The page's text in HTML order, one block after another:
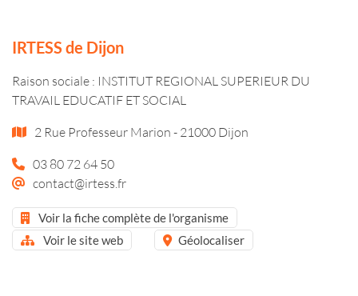
IRTESS de Dijon
Raison sociale : INSTITUT REGIONAL SUPERIEUR DU
TRAVAIL EDUCATIF ET SOCIAL
2 Rue Professeur Marion - 21000 Dijon
03 80 72 64 50
contact@irtess.fr
Voir la fiche complète de l'organisme
Voir le site web
Géolocaliser